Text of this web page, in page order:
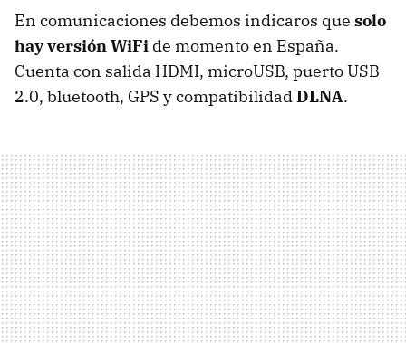
En comunicaciones debemos indicaros que solo
hay versión WiFi de momento en España.
Cuenta con salida HDMI, microUSB, puertoUSB
2.0, bluetooth, GPS y compatibilidadDLNA.